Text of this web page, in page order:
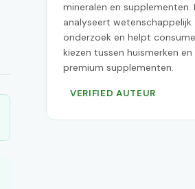
mineralen en supplementen.
analyseert wetenschappelijk
onderzoek en helpt
kiezen tussen huismerken en
premium supplementen.
VERIFIED AUTEUR